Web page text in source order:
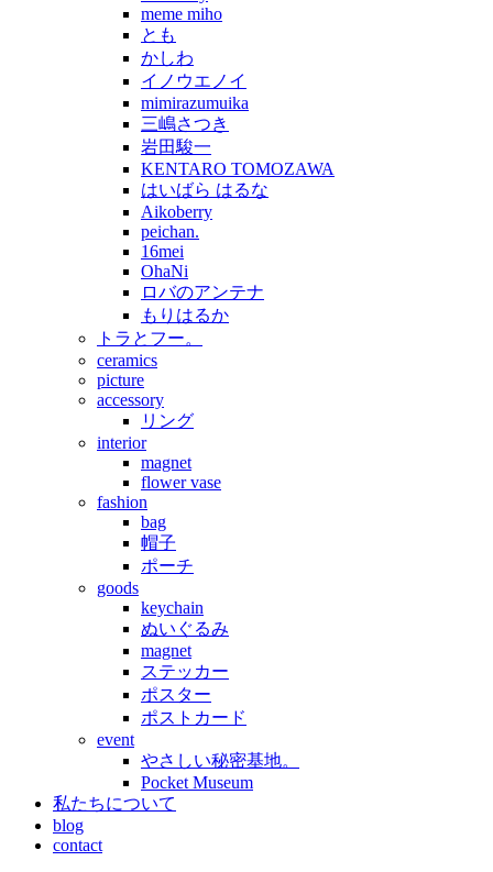
meme miho
とも
かしわ
イノウエノイ
mimirazumuika
三嶋さつき
岩田駿一
KENTARO TOMOZAWA
はいばら はるな
Aikoberry
peichan.
16mei
OhaNi
ロバのアンテナ
もりはるか
トラとフー。
ceramics
picture
accessory
リング
interior
magnet
flower vase
fashion
bag
帽子
ポーチ
goods
keychain
ぬいぐるみ
magnet
ステッカー
ポスター
ポストカード
event
やさしい秘密基地。
Pocket Museum
私たちについて
blog
contact